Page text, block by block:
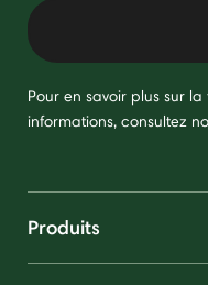
Pour en savoir plus sur
informations, consultez
Produits